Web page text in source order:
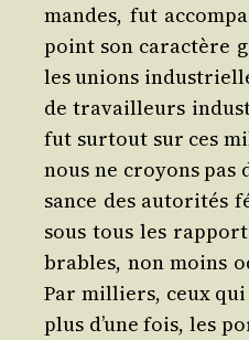
mandes, fut
point son carac­tère
les unions
de tra­vailleurs
fut sur­tout sur ces
nous ne croyons
sance des auto­ri­tés
sous tous les
brables, non moins
Par mil­liers, ceux qui
plus d’une fois, les